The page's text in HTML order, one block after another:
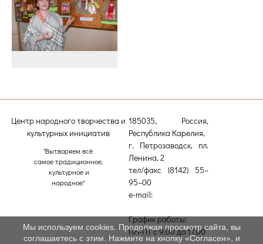
Центр народного творчества и
культурных инициатив
"Вытворяем всё
самое традиционное,
культурное и
народное"
185035, Россия,
Республика Карелия,
г. Петрозаводск, пл.
Ленина, 2
тел/факс (8142) 55–
95–00
e-mail:
График работы:
ПН-ПТ с 9.00 до 17.00
Мы используем cookies. Продолжая просмотр сайта, вы
соглашаетесь с этим. Нажмите на кнопку «Согласен», и